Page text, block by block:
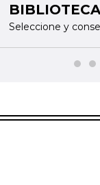
Seleccione y